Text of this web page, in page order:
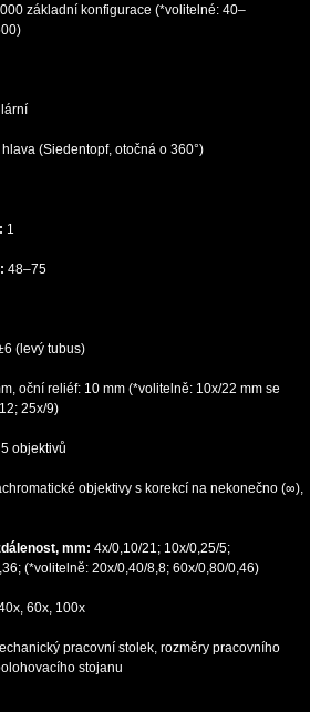
základní konfigurace (*volitelné: 40–
(Siedentopf, otočná o 360°)
1
48–75
(levý tubus)
oční reliéf: 10 mm (*volitelně: 10x/22 mm se
25x/9)
5 objektivů
objektivy s korekcí na nekonečno (∞),
mm: 4x/0,10/21; 10x/0,25/5;
(*volitelně: 20x/0,40/8,8; 60x/0,80/0,46)
60x, 100x
pracovní stolek, rozměry pracovního
stojanu